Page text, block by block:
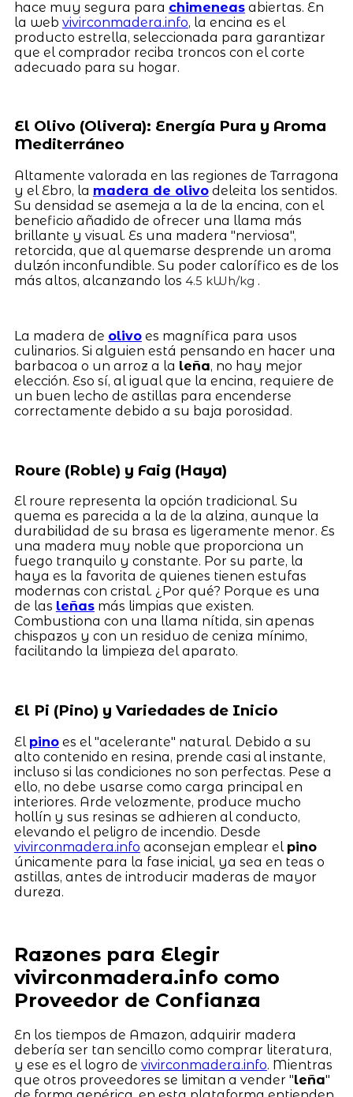
hace muy segura para chimeneasabiertas. En
la web vivirconmadera.info, la encina es el
producto estrella, seleccionada para garantizar
que el comprador reciba troncos con el corte
adecuado para su hogar.
El Olivo (Olivera): Energía Pura y Aroma
Mediterráneo
Altamente valorada en las regiones de Tarragona
y el Ebro, la madera de olivodeleita los sentidos.
Su densidad se asemeja a la de la encina, con el
beneficio añadido de ofrecer una llama más
brillante y visual. Es una madera "nerviosa",
retorcida, que al quemarse desprende un aroma
dulzón inconfundible. Su poder calorífico es de los
más altos, alcanzando los 4.5 kWh/kg .
La madera de olivoes magnífica para usos
culinarios. Si alguien está pensando en hacer una
barbacoa o un arroz a la leña, no hay mejor
elección. Eso sí, al igual que la encina, requiere de
un buen lecho de astillas para encenderse
correctamente debido a su baja porosidad.
Roure (Roble) y Faig (Haya)
El roure representa la opción tradicional. Su
quema es parecida a la de la alzina, aunque la
durabilidad de su brasa es ligeramente menor. Es
una madera muy noble que proporciona un
fuego tranquilo y constante. Por su parte, la
haya es la favorita de quienes tienen estufas
modernas con cristal. ¿Por qué? Porque es una
de las leñasmás limpias que existen.
Combustiona con una llama nítida, sin apenas
chispazos y con un residuo de ceniza mínimo,
facilitando la limpieza del aparato.
El Pi (Pino) y Variedades de Inicio
El pinoes el "acelerante" natural. Debido a su
alto contenido en resina, prende casi al instante,
incluso si las condiciones no son perfectas. Pese a
ello, no debe usarse como carga principal en
interiores. Arde velozmente, produce mucho
hollín y sus resinas se adhieren al conducto,
elevando el peligro de incendio. Desde
vivirconmadera.info aconsejan emplear el pino
únicamente para la fase inicial, ya sea en teas o
astillas, antes de introducir maderas de mayor
dureza.
Razones para Elegir
vivirconmadera.info como
Proveedor de Confianza
En los tiempos de Amazon, adquirir madera
debería ser tan sencillo como comprar literatura,
y ese es el logro de vivirconmadera.info. Mientras
que otros proveedores se limitan a vender "leña"